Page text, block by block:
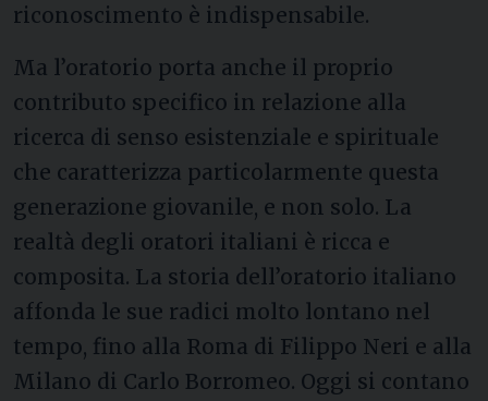
riconoscimento è indispensabile.
Ma l’oratorio porta anche il proprio
contributo specifico in relazione alla
ricerca di senso esistenziale e spirituale
che caratterizza particolarmente questa
generazione giovanile, e non solo. La
realtà degli oratori italiani è ricca e
composita. La storia dell’oratorio italiano
affonda le sue radici molto lontano nel
tempo, fino alla Roma di Filippo Neri e alla
Milano di Carlo Borromeo. Oggi si contano